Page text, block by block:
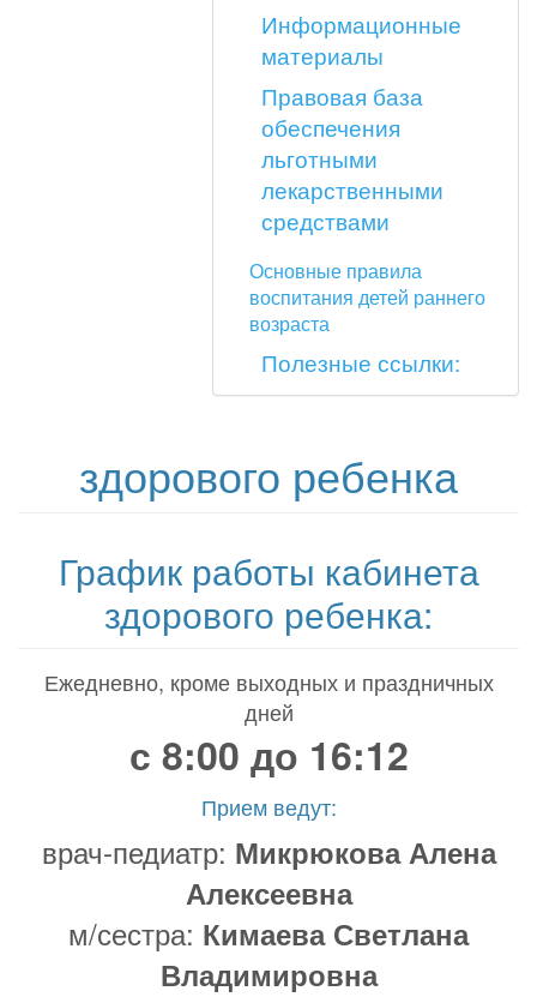
Информационные
материалы
Правовая база
обеспечения
льготными
лекарственными
средствами
Основные правила
воспитания детей раннего
возраста
Полезные ссылки:
здорового ребенка
График работы кабинета
здорового ребенка:
Ежедневно, кроме выходных и праздничных
дней
с 8:00 до 16:12
Прием ведут:
врач-педиатр: Микрюкова Алена
Алексеевна
м/сестра: Кимаева Светлана
Владимировна